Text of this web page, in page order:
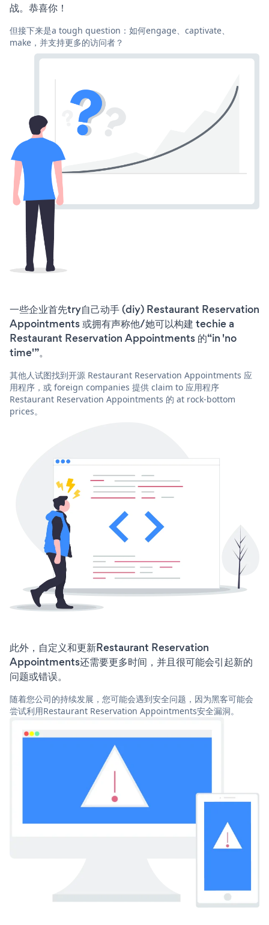
战。恭喜你！
但接下来是a tough question：如何engage、captivate、
make，并支持更多的访问者？
一些企业首先try自己动手 (diy) Restaurant Reservation
Appointments 或拥有声称他/她可以构建 techie a
Restaurant Reservation Appointments 的“in 'no
time'”。
其他人试图找到开源 Restaurant Reservation Appointments 应
用程序，或 foreign companies 提供 claim to 应用程序
Restaurant Reservation Appointments 的 at rock-bottom
prices。
此外，自定义和更新Restaurant Reservation
Appointments还需要更多时间，并且很可能会引起新的
问题或错误。
随着您公司的持续发展，您可能会遇到安全问题，因为黑客可能会
尝试利用Restaurant Reservation Appointments安全漏洞。